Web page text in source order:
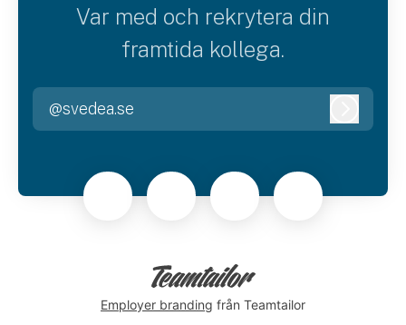
Var med och rekrytera din
framtida kollega.
@svedea.se
Employer branding från Teamtailor